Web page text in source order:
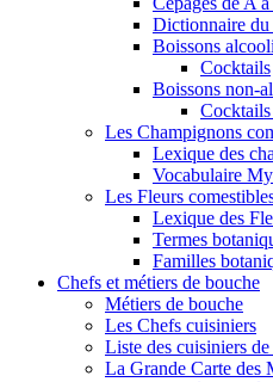
Dictionnaire
Boissons
Cocktails
Boissons non-
Cocktails
Les Champignons
Lexique des
Vocabulaire
Les Fleurs
Lexique des
Termes
Familles
Chefs et métiers de bouche
Métiers de bouche
Les Chefs cuisiniers
Liste des cuisiniers
La Grande Carte des